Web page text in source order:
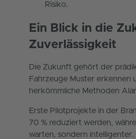
Risiko.
Ein Blick in die
Zuverlässigkeit
Die Zukunft gehört der
Fahrzeuge Muster erkennen
herkömmliche Methoden
Erste Pilotprojekte in der
70 % reduziert werden,
warten, sondern intelligenter.